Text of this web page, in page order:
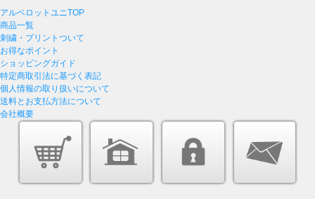
アルベロットユニTOP
商品一覧
刺繍・プリントついて
お得なポイント
ショッピングガイド
特定商取引法に基づく表記
個人情報の取り扱いについて
送料とお支払方法について
会社概要